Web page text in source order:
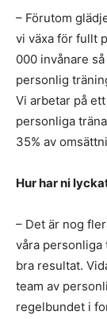
– Förutom
vi växa för fullt
000 invånare
personlig
Vi arbetar på
personliga
35% av
Hur har ni
– Det är nog
våra
bra resultat.
team av
regelbundet i